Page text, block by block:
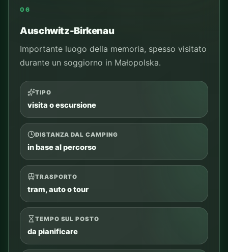
PER CHI
ospiti del camping e famiglie
COSA VEDERE
punti principali del luogo
Aggiungi al piano
Controlla percorso
Chiedi a CAMPY